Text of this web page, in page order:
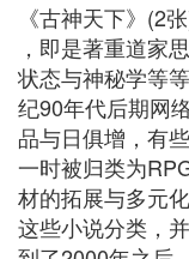
《古神天下》(2
，即是著重道家
状态与神秘学等
纪90年代后期网
品与日俱增，有
一时被归类为
材的拓展与多元
这些小说分类，